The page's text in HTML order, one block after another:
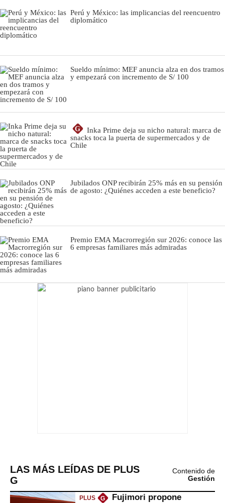
Perú y México: las implicancias del reencuentro
diplomático
Sueldo mínimo: MEF anuncia alza en dos tramos
y empezará con incremento de S/ 100
G
Inka Prime deja su nicho natural: marca de
snacks toca la puerta de supermercados y de
Chile
Jubilados ONP recibirán 25% más en su pensión
de agosto: ¿Quiénes acceden a este beneficio?
Premio EMA Macrorregión sur 2026: conoce las
6 empresas familiares más admiradas
LAS MÁS LEÍDAS DE PLUS
G
Contenido de
Gestión
PLUS G
Fujimori propone